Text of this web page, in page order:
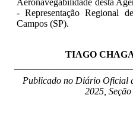
Aeronavegabilidade desta
- Representação Regional
Campos (SP).
TIAGO
Publicado no Diário Oficial
2025,